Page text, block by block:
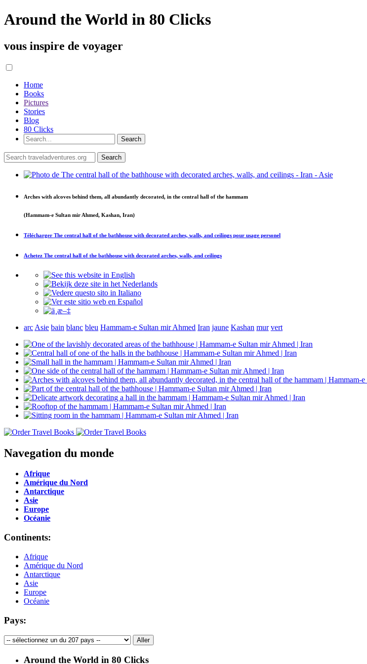
Around the World in 80 Clicks
vous inspire de voyager
Home
Books
Pictures
Stories
Blog
80 Clicks
Arches with alcoves behind them, all abundantly decorated, in the central hall of the hammam
(Hammam-e Sultan mir Ahmed, Kashan, Iran)
Télécharger The central hall of the bathhouse with decorated arches, walls, and ceilings pour usage personel
Achetez The central hall of the bathhouse with decorated arches, walls, and ceilings
arc Asie bain blanc bleu Hammam-e Sultan mir Ahmed Iran jaune Kashan mur vert
Navegation du monde
Afrique
Amérique du Nord
Antarctique
Asie
Europe
Océanie
Continents:
Afrique
Amérique du Nord
Antarctique
Asie
Europe
Océanie
Pays:
Around the World in 80 Clicks